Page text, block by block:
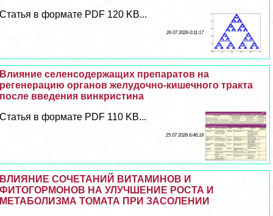
Статья в формате PDF 120 KB...
26 07 2026 0:11:17
Влияние селенсодержащих препаратов на
регенерацию органов желудочно-кишечного тpaкта
после введения винкристина
Статья в формате PDF 110 KB...
25 07 2026 6:46:18
ВЛИЯНИЕ СОЧЕТАНИЙ ВИТАМИНОВ И
ФИТОГОРМОНОВ НА УЛУЧШЕНИЕ РОСТА И
МЕТАБОЛИЗМА ТОМАТА ПРИ ЗАСОЛЕНИИ